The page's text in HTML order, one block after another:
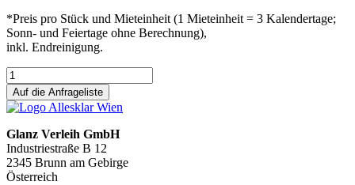
*Preis pro Stück und Mieteinheit (1 Mieteinheit = 3 Kalendertage;
Sonn- und Feiertage ohne Berechnung),
inkl. Endreinigung.
Auf die Anfrageliste
Glanz Verleih GmbH
Industriestraße B 12
2345 Brunn am Gebirge
Österreich